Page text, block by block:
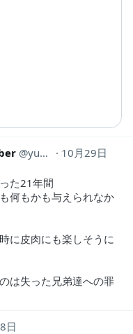
yumezou634
10月29日
た21年間
何もかも与えられなか
に皮肉にも楽しそうに
は失った兄弟達への罪
日